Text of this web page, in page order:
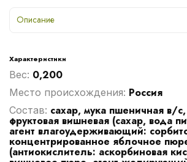
Описание
Характеристики
Вес: 0,200
Место происхождения: Россия
Cостав: сахар, мука пшеничная в/
фруктовая вишневая (сахар, вода
агент влагоудерживающий:
концентрированное яблочное
(антиокислитель: аскорбиновая